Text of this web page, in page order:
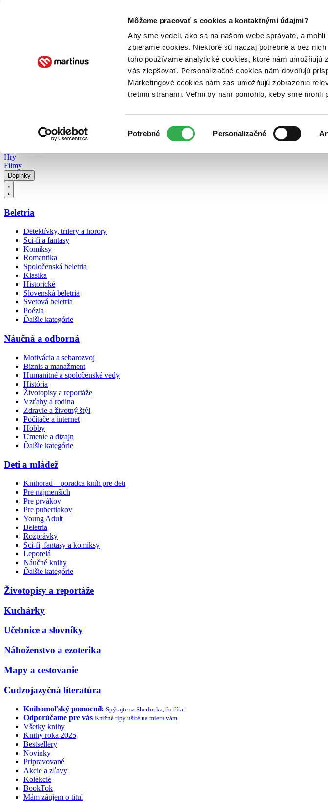
Môžeme pracovať s cookies a kontaktnými údajmi?
Aby sme vedeli, ako sa na našom webe správate, a
zbierame cookies. Niektoré sú naozaj potrebné a bez
toho používame analytické cookies, ktoré nám umožňujú
vás zlepšovať. Personalizačné cookies nám dovoľujú
Marketingové cookies nám zas umožňujú zobrazenie
tretími stranami. Veľmi by nám pomohlo, keby sme
súhlasu
Potrebné Personalizačné
Poukážky Kontakt
Hry
Filmy
Doplnky
Beletria
Detektívky, trilery a horory
Sci-fi a fantasy
Komiksy
Romantika
Spoločenská beletria
Klasika
Historické
Slovenská beletria
Svetová beletria
Poézia
Ďalšie kategórie
Náučná a odborná
Motivácia a sebarozvoj
Biznis a manažment
Humanitné a spoločenské vedy
História
Životopisy a reportáže
Vzťahy a rodina
Zdravie a životný štýl
Počítače a internet
Hobby
Umenie a dizajn
Ďalšie kategórie
Deti a mládež
Knihorad – poradca kníh pre deti
Pre najmenších
Pre prvákov
Pre pubertiakov
Young Adult
Beletria
Rozprávky
Sci-fi, fantasy a komiksy
Leporelá
Náučné knihy
Ďalšie kategórie
Životopisy a reportáže
Kuchárky
Učebnice a slovníky
Náboženstvo a ezoterika
Mapy a cestovanie
Cudzojazyčná literatúra
Knihomoľský pomocník Spýtajte sa Sherlocka, čo čítať
Odporúčame pre vás Knižné tipy ušité na mieru vám
Všetky knihy
Knihy roka 2025
Bestsellery
Novinky
Pripravované
Akcie a zľavy
Kolekcie
BookTok
Mám záujem o titul